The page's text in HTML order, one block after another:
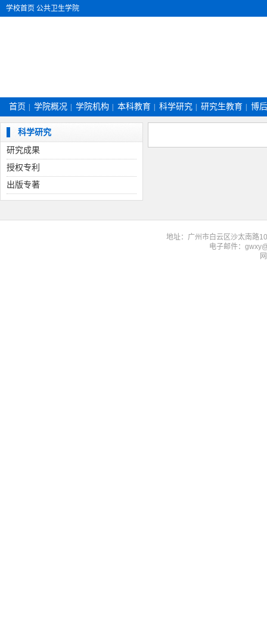
学校首页 公共卫生学院
首页 学院概况 学院机构 本科教育 科学研究 研究生教育 博
科学研究
研究成果
授权专利
出版专著
地址：广州市白云区沙太南路
电子邮件：